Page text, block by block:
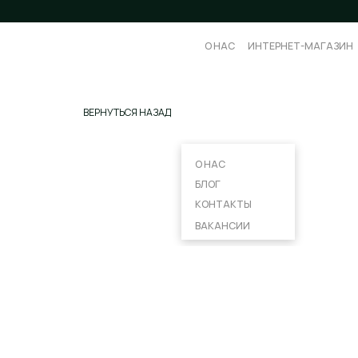
ИНТЕРНЕТ-МАГАЗИН
О НАС ИНТЕРНЕТ-МАГАЗИН
О НАС
ВАКАНСИИ
КОНТАКТЫ
БЛОГ